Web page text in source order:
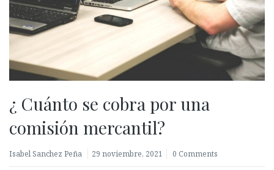
¿ Cuánto se cobra por una
comisión mercantil?
Isabel Sanchez Peña 29 noviembre, 2021 0 Comments